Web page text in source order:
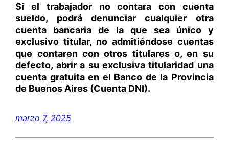
Si el trabajador no contara con cuenta
sueldo, podrá denunciar cualquier otra
cuenta bancaria de la que sea único y
exclusivo titular, no admitiéndose cuentas
que contaren con otros titulares o, en su
defecto, abrir a su exclusiva titularidad una
cuenta gratuita en el Banco de la Provincia
de Buenos Aires (Cuenta DNI).
marzo 7, 2025